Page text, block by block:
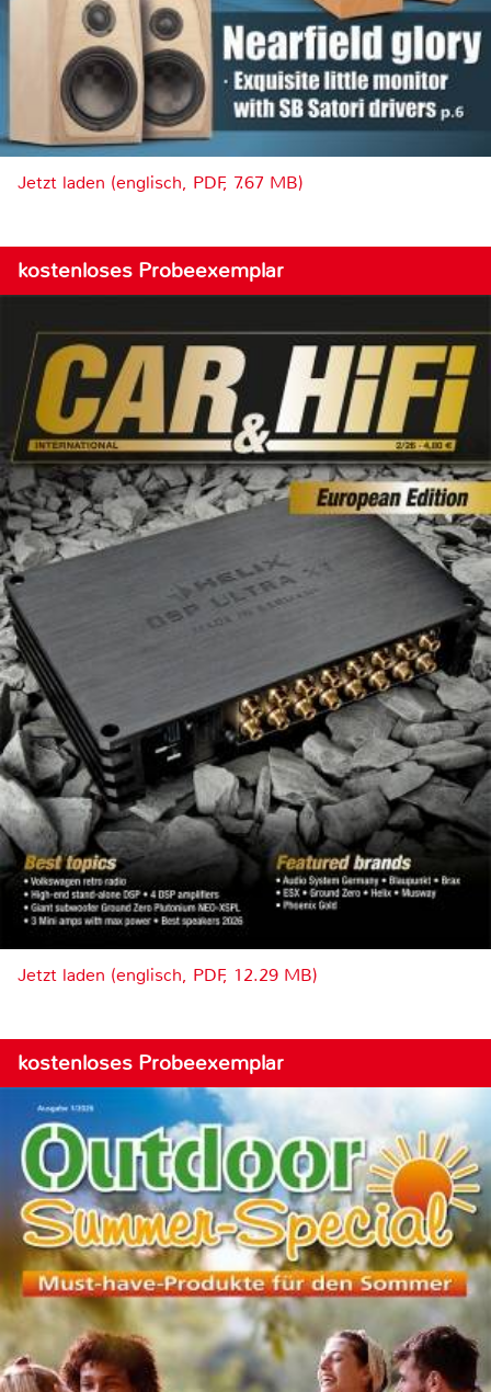
Jetzt laden (englisch, PDF, 7.67 MB)
kostenloses Probeexemplar
Jetzt laden (englisch, PDF, 12.29 MB)
kostenloses Probeexemplar